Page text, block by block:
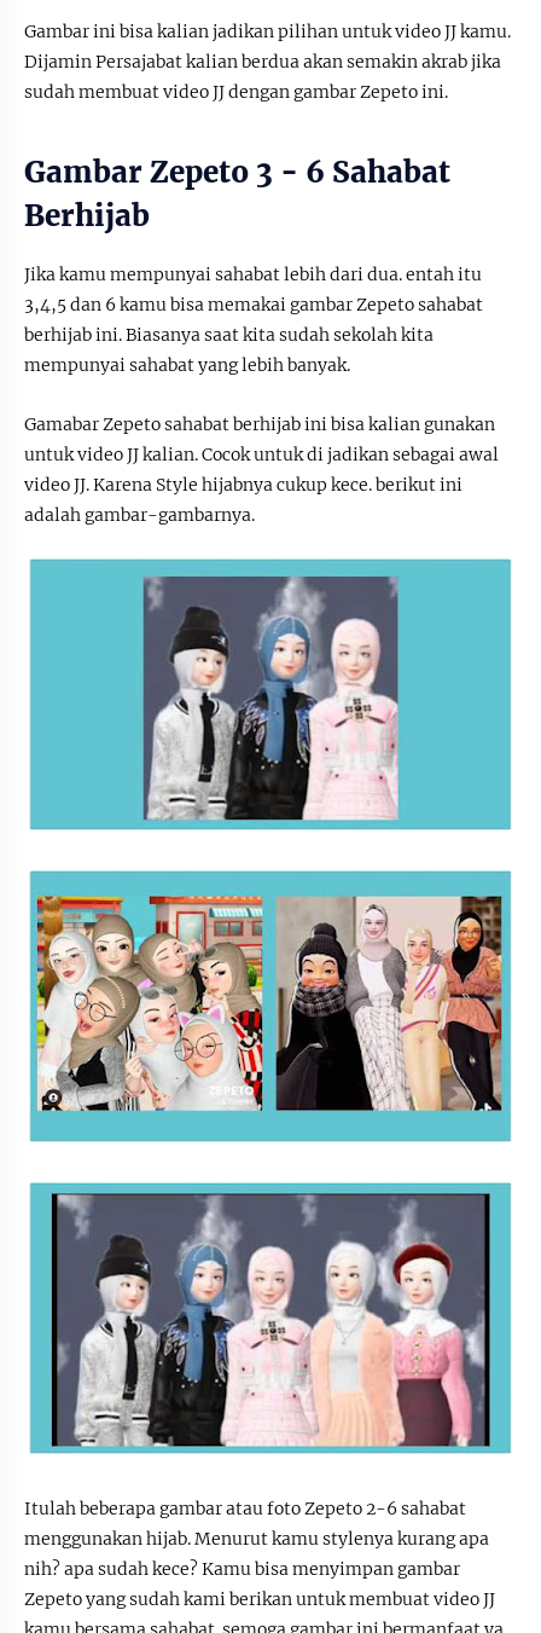
Gambar ini bisa kalian jadikan pilihan untuk video JJ kamu.
Dijamin Persajabat kalian berdua akan semakin akrab jika
sudah membuat video JJ dengan gambar Zepeto ini.
Gambar Zepeto 3 - 6 Sahabat
Berhijab
Jika kamu mempunyai sahabat lebih dari dua. entah itu
3,4,5 dan 6 kamu bisa memakai gambar Zepeto sahabat
berhijab ini. Biasanya saat kita sudah sekolah kita
mempunyai sahabat yang lebih banyak.
Gamabar Zepeto sahabat berhijab ini bisa kalian gunakan
untuk video JJ kalian. Cocok untuk di jadikan sebagai awal
video JJ. Karena Style hijabnya cukup kece. berikut ini
adalah gambar-gambarnya.
Itulah beberapa gambar atau foto Zepeto 2-6 sahabat
menggunakan hijab. Menurut kamu stylenya kurang apa
nih? apa sudah kece? Kamu bisa menyimpan gambar
Zepeto yang sudah kami berikan untuk membuat video JJ